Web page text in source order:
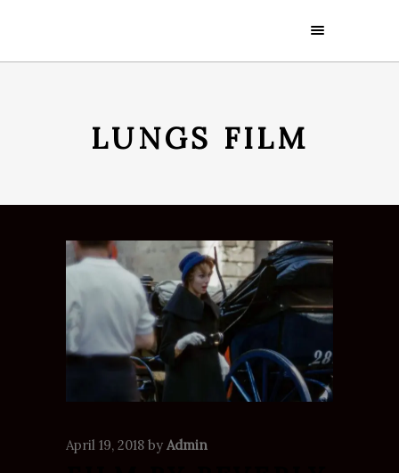
LUNGS FILM
April 19, 2018 by Admin